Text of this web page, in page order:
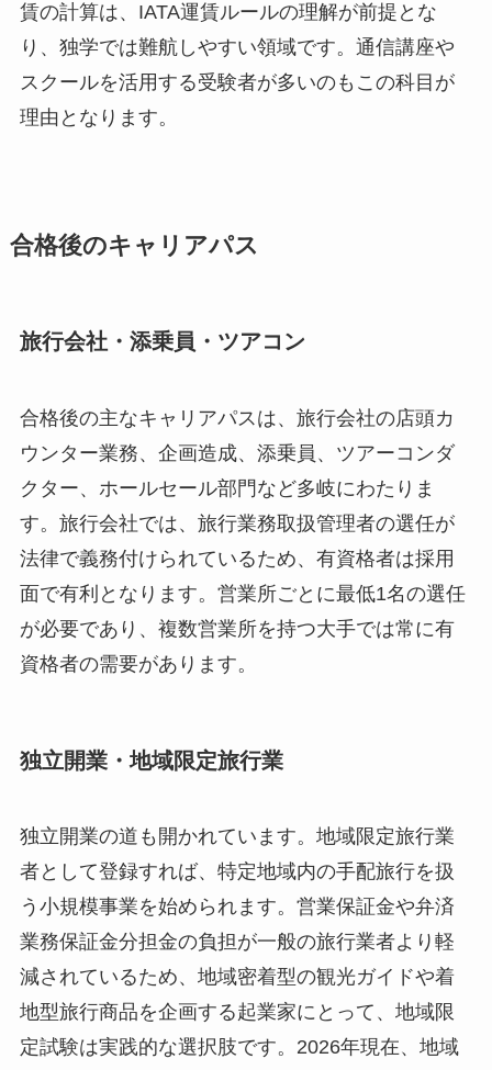
賃の計算は、IATA運賃ルールの理解が前提とな
り、独学では難航しやすい領域です。通信講座や
スクールを活用する受験者が多いのもこの科目が
理由となります。
合格後のキャリアパス
旅行会社・添乗員・ツアコン
合格後の主なキャリアパスは、旅行会社の店頭カ
ウンター業務、企画造成、添乗員、ツアーコンダ
クター、ホールセール部門など多岐にわたりま
す。旅行会社では、旅行業務取扱管理者の選任が
法律で義務付けられているため、有資格者は採用
面で有利となります。営業所ごとに最低1名の選任
が必要であり、複数営業所を持つ大手では常に有
資格者の需要があります。
独立開業・地域限定旅行業
独立開業の道も開かれています。地域限定旅行業
者として登録すれば、特定地域内の手配旅行を扱
う小規模事業を始められます。営業保証金や弁済
業務保証金分担金の負担が一般の旅行業者より軽
減されているため、地域密着型の観光ガイドや着
地型旅行商品を企画する起業家にとって、地域限
定試験は実践的な選択肢です。2026年現在、地域